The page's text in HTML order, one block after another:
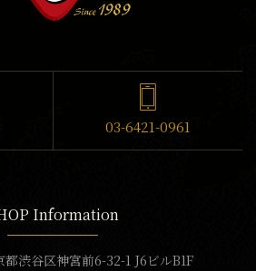
03-6421-0961
Information
都渋谷区神宮前6-32-1 J6ビルB1F